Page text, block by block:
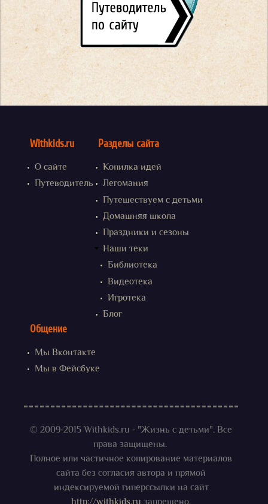
Withkids.ru
О сайте
Путеводитель
Разделы сайта
Копилка идей
Легомания
Путешествуем с детьми
Домашняя школа
Праздники и сезоны
Наши теки
Библиотека
Видеотека
Игротека
Блог
Общение
Мы Вконтакте
Мы в Фейсбуке
© 2009-2015 Withkids.ru - "Жизнь с детьми". Все
права защищены.
Полное или частичное копирование материалов
сайта без согласия автора и прямой
индексируемой гиперссылки на сайт
http://withkids.ru запрещено.